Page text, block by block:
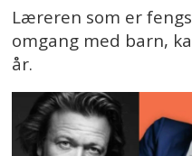
Læreren som er
omgang med barn,
år.